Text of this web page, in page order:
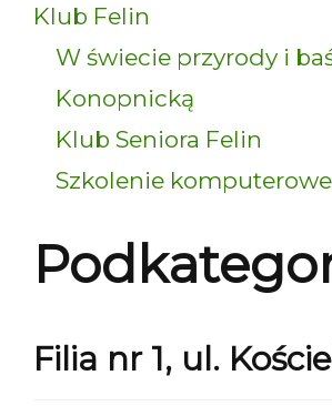
Klub Felin
W świecie przyrody i
Konopnicką
Klub Seniora Felin
Szkolenie komputerowe
Filia nr 1, ul.